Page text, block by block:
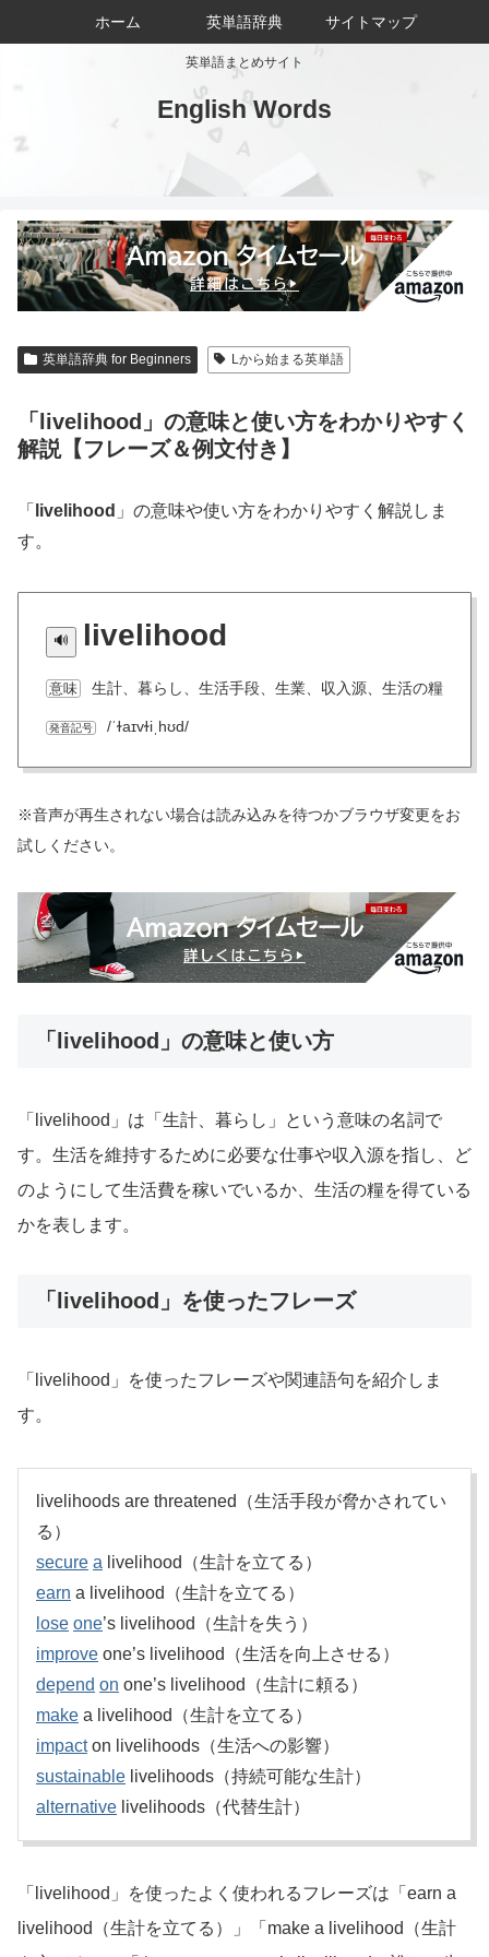
英単語まとめサイト
English Words
ホーム 英単語辞典 サイトマップ
英単語辞典 for Beginners Lから始まる英単語
「livelihood」の意味と使い方をわかりやすく
解説【フレーズ＆例文付き】
「 livelihood 」の意味や使い方をわかりやすく解説しま
す。
livelihood
意味 生計、暮らし、生活手段、生業、収入源、生活の糧
発音記号 /ˈɫaɪvɫiˌhʊd/
※音声が再生されない場合は読み込みを待つかブラウザ変更をお
試しください。
「livelihood」の意味と使い方
「livelihood」は「生計、暮らし」という意味の名詞で
す。生活を維持するために必要な仕事や収入源を指し、ど
のようにして生活費を稼いでいるか、生活の糧を得ている
かを表します。
「livelihood」を使ったフレーズ
「livelihood」を使ったフレーズや関連語句を紹介しま
す。
livelihoods are threatened（生活手段が脅かされてい
る）
secure a livelihood（生計を立てる）
earn a livelihood（生計を立てる）
lose one’s livelihood（生計を失う）
improve one’s livelihood（生活を向上させる）
depend on one’s livelihood（生計に頼る）
make a livelihood（生計を立てる）
impacton livelihoods（生活への影響）
sustainable livelihoods（持続可能な生計）
alternative livelihoods（代替生計）
「livelihood」を使ったよく使われるフレーズは「earn a
livelihood（生計を立てる）」「make a livelihood（生計